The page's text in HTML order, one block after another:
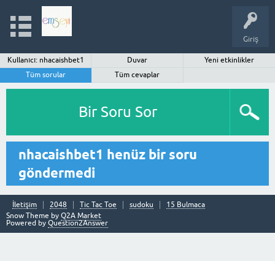
Giriş
Kullanıcı: nhacaishbet1 Duvar
Yeni etkinlikler
Tüm sorular
Tüm cevaplar
Bir Soru Sor
nhacaishbet1 henüz bir soru
göndermedi
İletişim 2048 Tic Tac Toe sudoku
15 Bulmaca
Snow Theme by Q2A Market
Powered by Question2Answer